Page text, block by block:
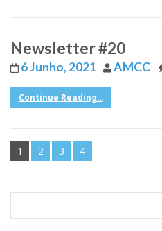
Newsletter #20
6 Junho, 2021 AMCC
Continue Reading...
1 2 3 4